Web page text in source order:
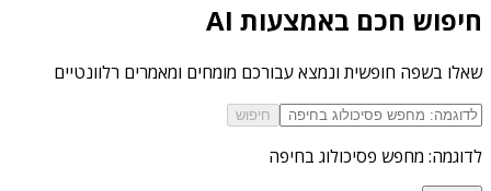
חיפוש חכם באמצעות AI
שאלו בשפה חופשית ונמצא עבורכם מומחים ומאמרים רלוונטיים
חיפוש
לדוגמה: מחפש פסיכולוג בחיפה